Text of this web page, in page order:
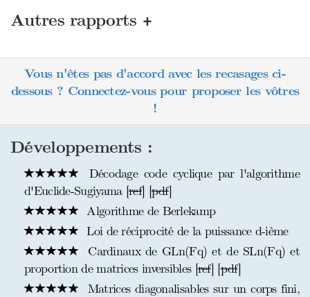
Autres rapports +
Vous n'êtes pas d'accord avec les recasages ci-
dessous ? Connectez-vous pour proposer les vôtres
!
Développements :
Décodage code cyclique par l'algorithme
d'Euclide-Sugiyama [ref] [pdf]
Algorithme de Berlekamp
Loi de réciprocité de la puissance d-ième
Cardinaux de GLn(Fq) et de SLn(Fq) et
proportion de matrices inversibles [ref] [pdf]
Matrices diagonalisables sur un corps fini,